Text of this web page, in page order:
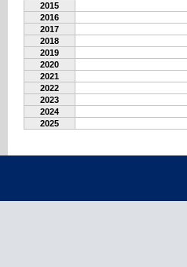
2015
2016
2017
2018
2019
2020
2021
2022
2023
2024
2025